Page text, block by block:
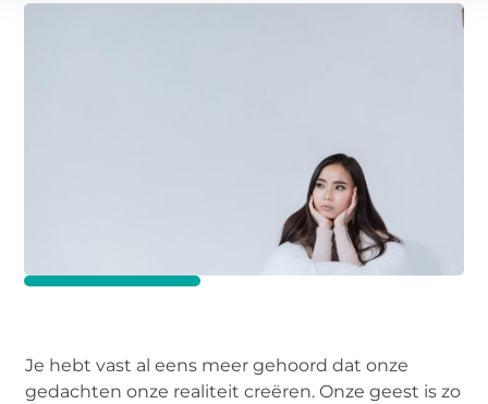
Je hebt vast al eens meer gehoord dat onze
gedachten onze realiteit creëren. Onze geest is zo